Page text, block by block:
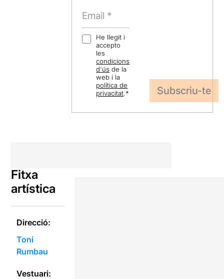
He llegit i
accepto
les
condicions
d'ús de la
web i la
política de
privacitat.*
Fitxa
artística
Direcció:
Toni
Rumbau
Vestuari: